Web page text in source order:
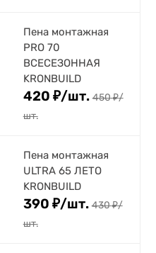
Пена монтажная
PRO 70
ВСЕСЕЗОННАЯ
KRONBUILD
420 ₽/шт. 450₽/
шт.
Пена монтажная
ULTRA 65 ЛЕТО
KRONBUILD
390 ₽/шт. 430₽/
шт.